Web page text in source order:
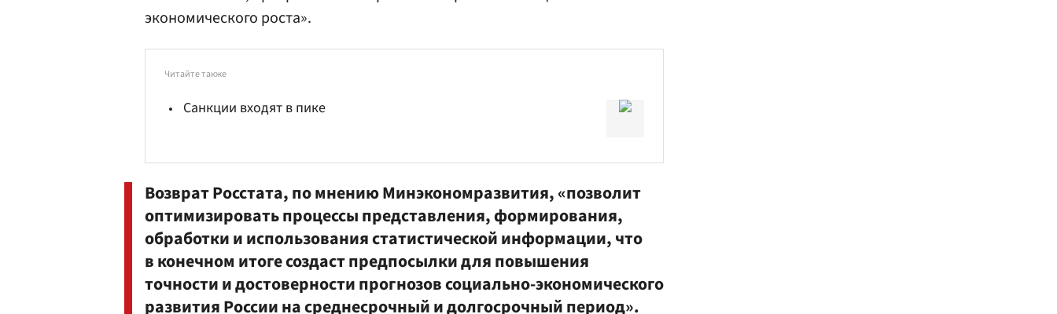
экономического роста».
Читайте также
Санкции входят в пике
ВозвратРосстата, по мнению Минэкономразвития, «позволит
оптимизировать процессы представления, формирования,
обработки и использования статистической информации, что
в конечном итоге создаст предпосылки для повышения
точности и достоверности прогнозов социально-экономического
развития России на среднесрочный и долгосрочный период».